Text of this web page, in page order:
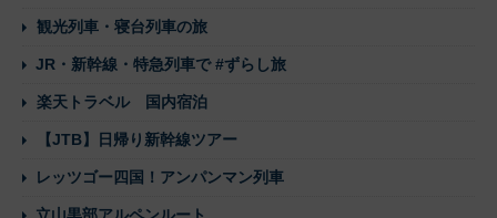
観光列車・寝台列車の旅
JR・新幹線・特急列車で #ずらし旅
楽天トラベル 国内宿泊
【JTB】日帰り新幹線ツアー
レッツゴー四国！アンパンマン列車